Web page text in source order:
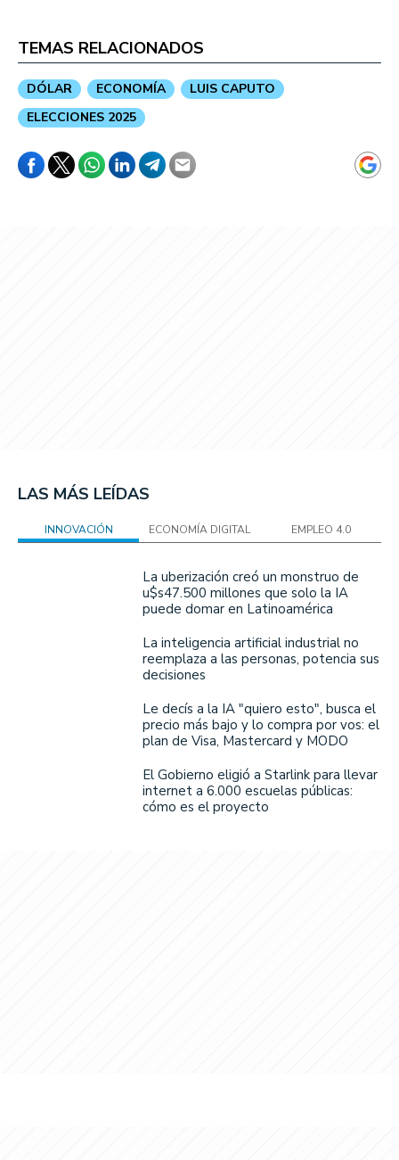
TEMAS RELACIONADOS
DÓLAR ECONOMÍA
LUIS CAPUTO
ELECCIONES 2025
LAS MÁS LEÍDAS
INNOVACIÓN ECONOMÍA DIGITAL EMPLEO 4.0
La uberización creó un monstruo de
u$s47.500 millones que solo la IA
puede domar en Latinoamérica
La inteligencia artificial industrial no
reemplaza a las personas, potencia sus
decisiones
Le decís a la IA "quiero esto", busca el
precio más bajo y lo compra por vos: el
plan de Visa, Mastercard y MODO
El Gobierno eligió a Starlink para llevar
internet a 6.000 escuelas públicas:
cómo es el proyecto